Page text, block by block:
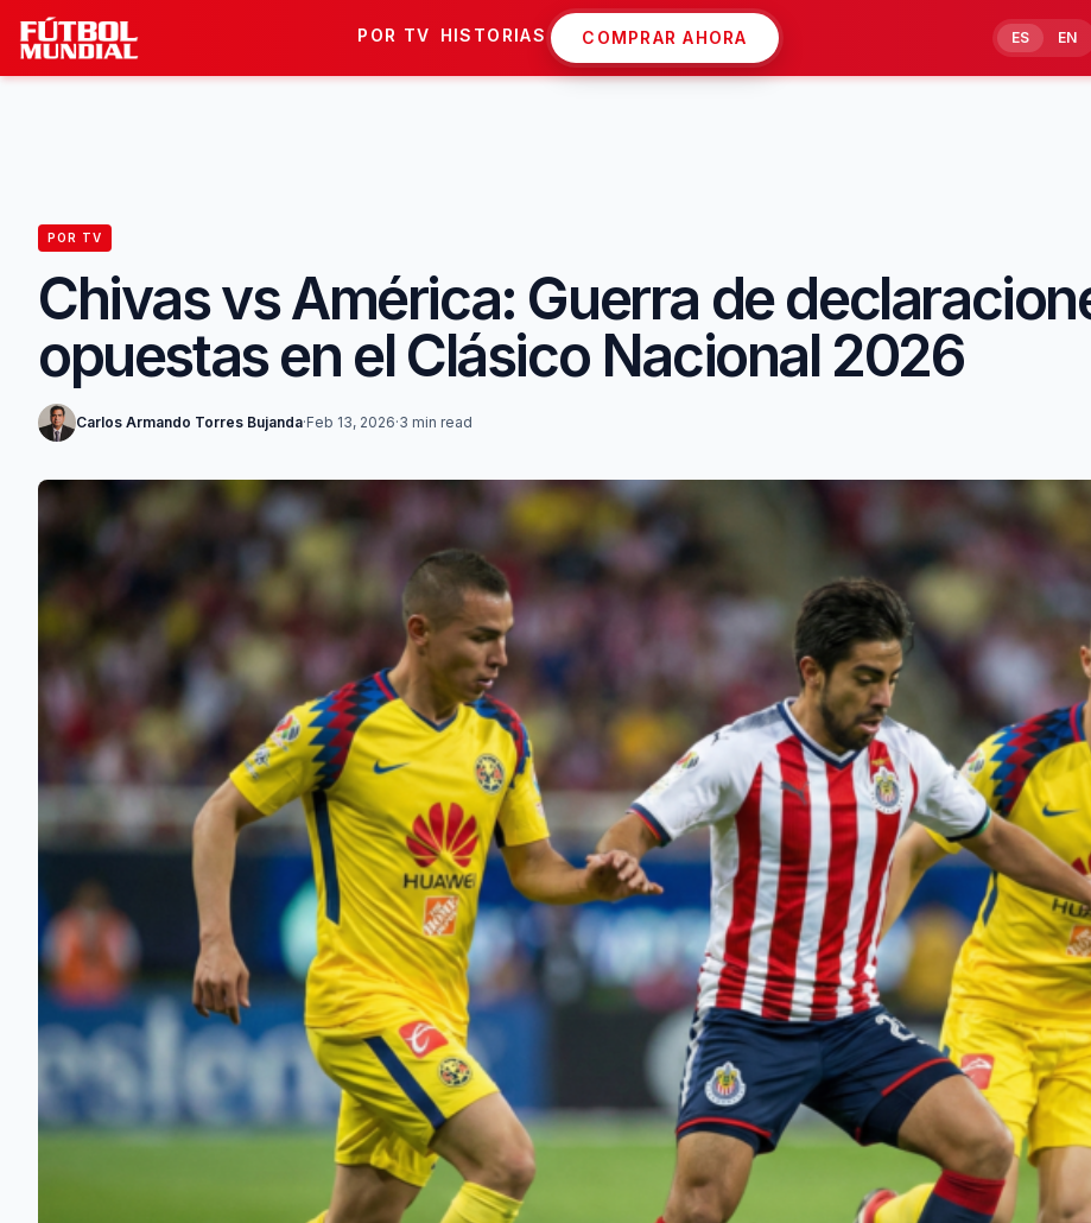
Skip to content
POR TV HISTORIAS COMPRAR AHORA ES EN
POR TV
Chivas vs América: Guerra de
opuestas en el Clásico Nacional 2026
Carlos Armando Torres Bujanda·Feb 13, 2026·3 min read